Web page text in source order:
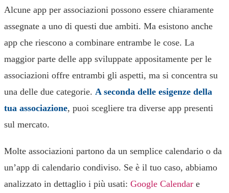
Alcune app per associazioni possono essere chiaramente
assegnate a uno di questi due ambiti. Ma esistono anche
app che riescono a combinare entrambe le cose. La
maggior parte delle app sviluppate appositamente per le
associazioni offre entrambi gli aspetti, ma si concentra su
una delle due categorie. A seconda delle esigenze della
tua associazione, puoi scegliere tra diverse app presenti
sul mercato.
Molte associazioni partono da un semplice calendario o da
un’app di calendario condiviso. Se è il tuo caso, abbiamo
analizzato in dettaglio i più usati: Google Calendar e